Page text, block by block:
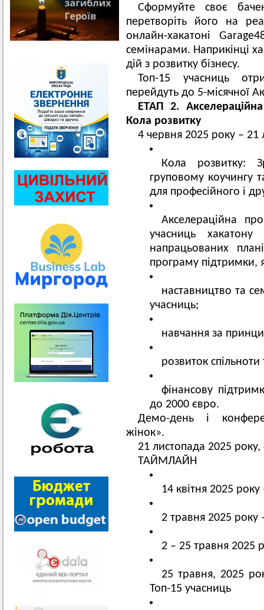
Сформуйте своє
перетворіть його на
онлайн-хакатоні
семінарами. Наприкінці
дій з розвитку бізнесу.
Топ-15 учасниць
перейдуть до 5-місячної
ЕТАП 2.
Кола розвитку
4 червня 2025 року – 21
Кола розвитку:
груповому коучингу
для професійного і
Акселераційна
учасниць
напрацьованих
програму підтримки,
наставництво та
учасниць;
навчання за
розвиток
фінансову
до 2000 євро.
Демо-день і
жінок».
21 листопада 2025
ТАЙМЛАЙН
14 квітня 2025
2 травня 2025 року
2 – 25 травня 2025
25 травня, 2025
Топ-15 учасниць